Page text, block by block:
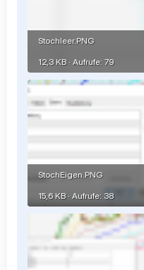
Stochleer.PNG
12,3 KB · Aufrufe: 79
StochEigen.PNG
15,6 KB · Aufrufe: 38